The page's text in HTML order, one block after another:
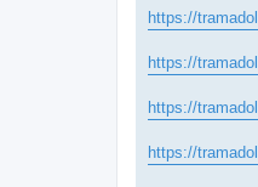
https://
https://
https://
https://